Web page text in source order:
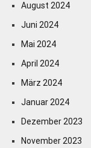
August 2024
Juni 2024
Mai 2024
April 2024
März 2024
Januar 2024
Dezember 2023
November 2023